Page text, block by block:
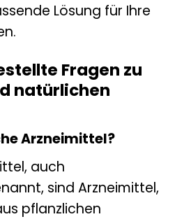
Lösung für Ihre
Fragen zu
natürlichen
Arzneimittel?
auch
sind Arzneimittel,
pflanzlichen